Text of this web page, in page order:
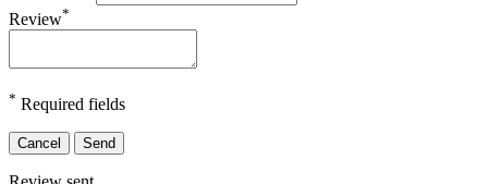
Review*
* Required fields
Cancel Send